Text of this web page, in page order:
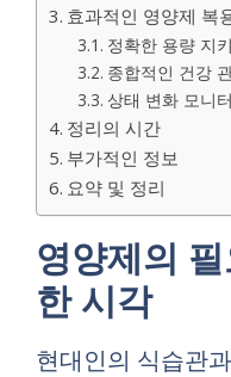
효과적인 영양제 복
정확한 용량 지
종합적인 건강
상태 변화 모니
정리의 시간
부가적인 정보
요약 및 정리
영양제의
한 시각
현대인의 식습관